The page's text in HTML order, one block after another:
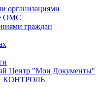
организациями
ОМС
граждан
Центр "Мои Документы"